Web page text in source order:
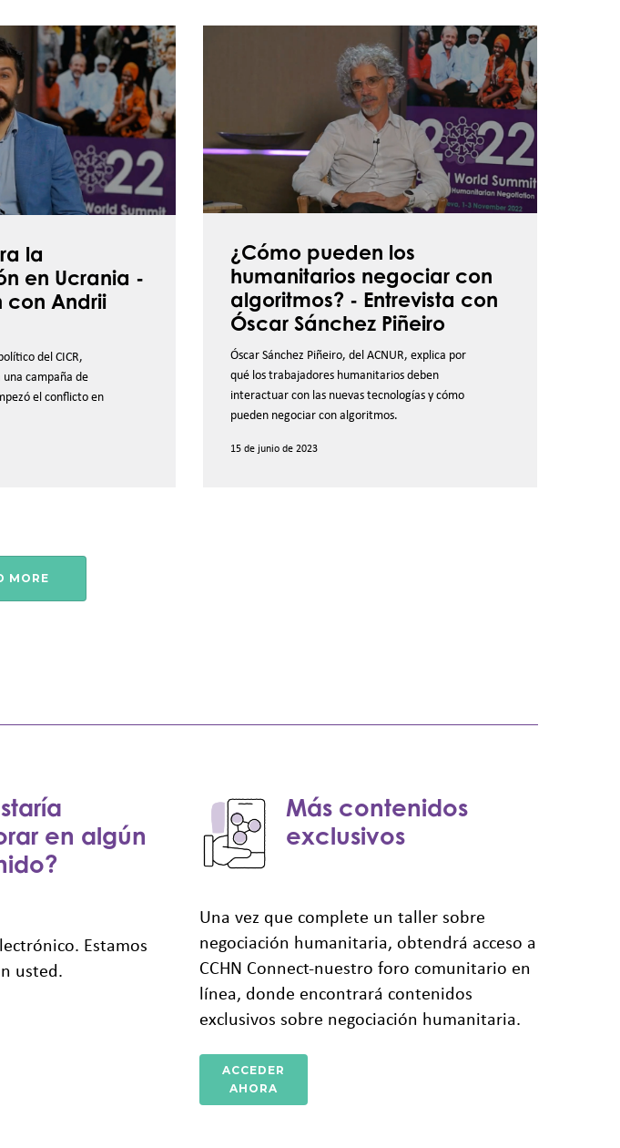
la
en Ucrania -
con Andrii
del CICR,
campaña de
el conflicto en
negociar
-
Entrevista
Óscar
Sánchez
Piñeiro
¿Cómo pueden los
humanitarios negociar con
algoritmos? - Entrevista con
Óscar Sánchez Piñeiro
Óscar Sánchez Piñeiro, del ACNUR, explica por
qué los trabajadores humanitarios deben
interactuar con las nuevas tecnologías y cómo
pueden negociar con algoritmos.
15 de junio de 2023
MORE
en algún
Estamos
usted.
Más contenidos
exclusivos
Una vez que complete un taller sobre
negociación humanitaria, obtendrá acceso a
CCHN Connect-nuestro foro comunitario en
línea, donde encontrará contenidos
exclusivos sobre negociación humanitaria.
ACCEDER
AHORA